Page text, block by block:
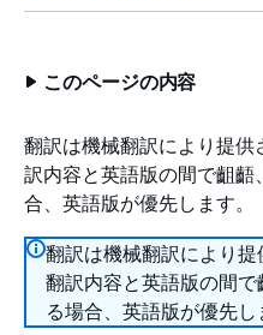
このページの内容
翻訳は機械翻訳により提
訳内容と英語版の間で齟
合、英語版が優先します。
翻訳は機械翻訳により
翻訳内容と英語版の間
る場合、英語版が優先し